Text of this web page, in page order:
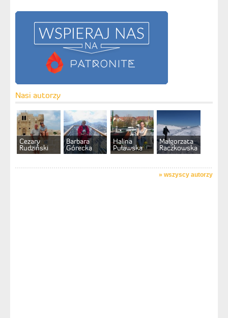
Nasi autorzy
Cezary
Rudziński
Barbara
Górecka
Halina
Puławska
Małgorzata
Raczkowska
» wszyscy autorzy